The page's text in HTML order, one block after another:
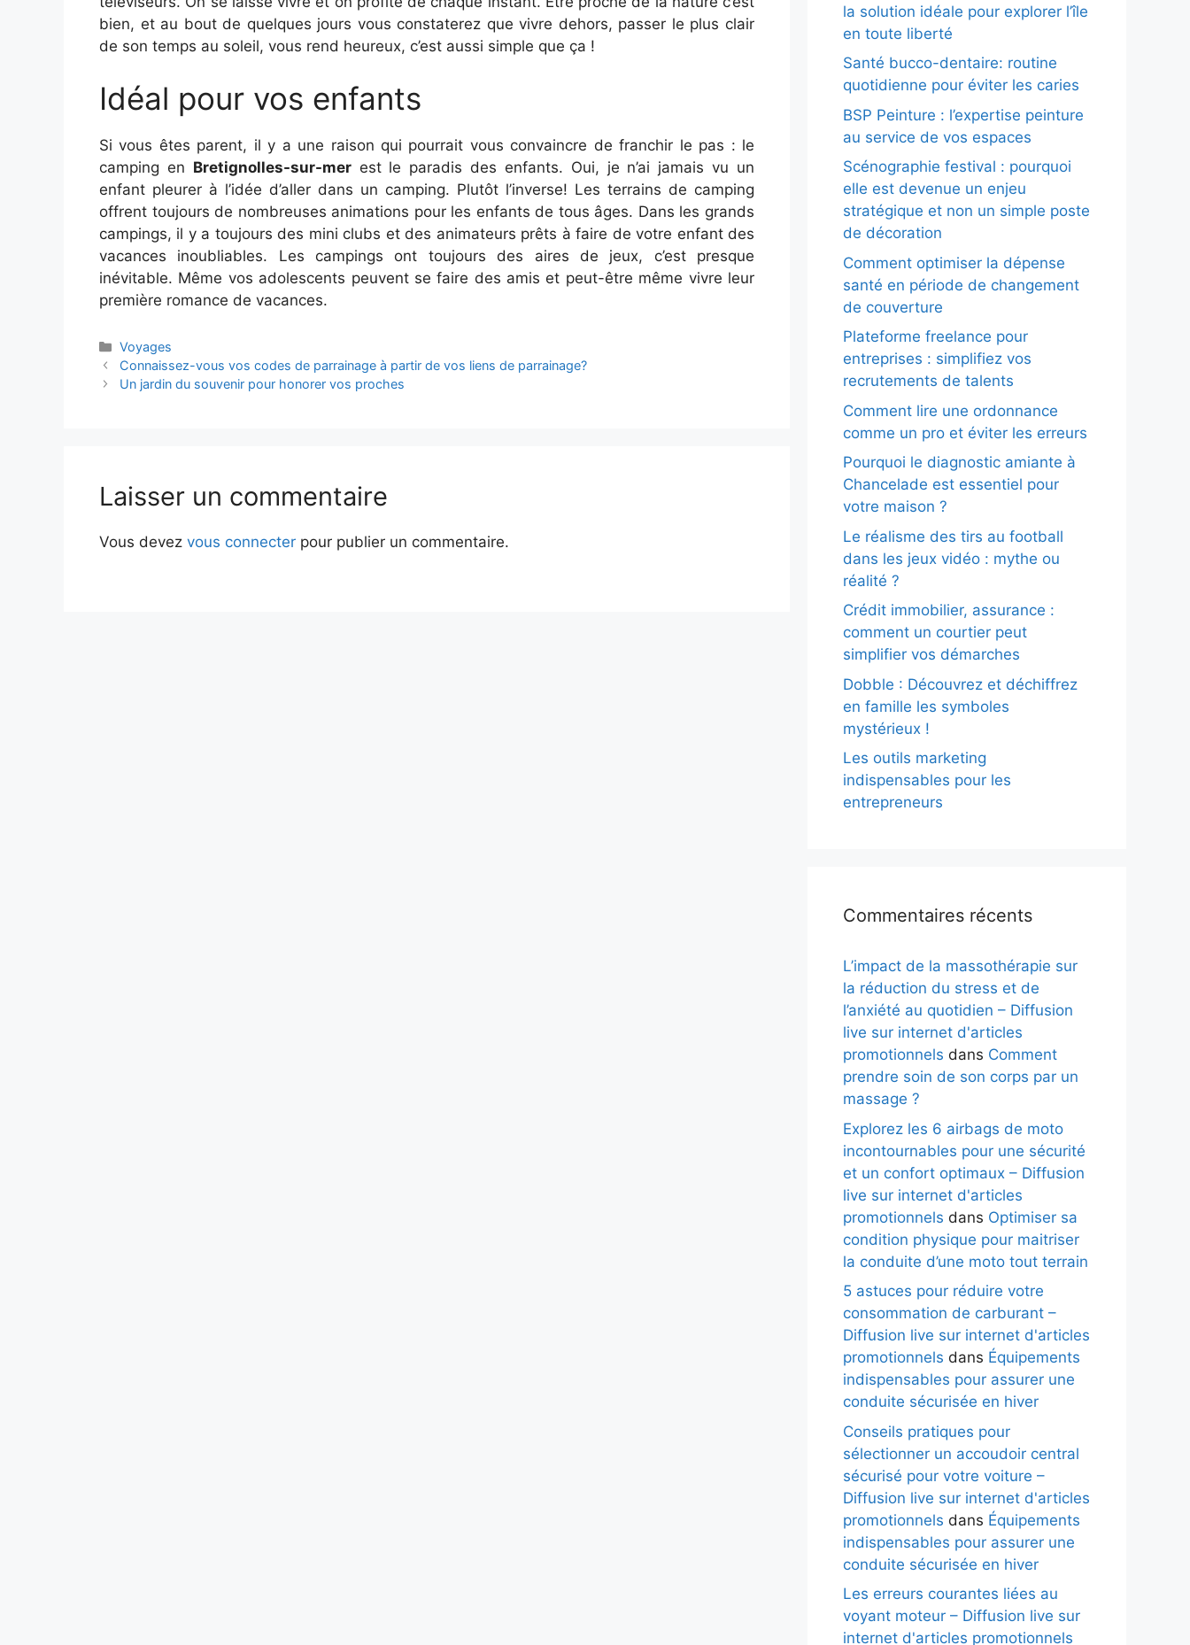
bien, et au bout de quelques jours vous constaterez que vivre dehors, passer le plus clair
de son temps au soleil, vous rend heureux, c’est aussi simple que ça !
Idéal pour vos enfants
Si vous êtes parent, il y a une raison qui pourrait vous convaincre de franchir le pas : le
camping en Bretignolles-sur-merest le paradis des enfants. Oui, je n’ai jamais vu un
enfant pleurer à l’idée d’aller dans un camping. Plutôt l’inverse! Les terrains de camping
offrent toujours de nombreuses animations pour les enfants de tous âges. Dans les grands
campings, il y a toujours des mini clubs et des animateurs prêts à faire de votre enfant des
vacances inoubliables. Les campings ont toujours des aires de jeux, c’est presque
inévitable. Même vos adolescents peuvent se faire des amis et peut-être même vivre leur
première romance de vacances.
Catégories
Voyages
Connaissez-vous vos codes de parrainage à partir de vos liens de parrainage?
Un jardin du souvenir pour honorer vos proches
Laisser un commentaire
Vous devez vous connecter pour publier un commentaire.
la solution idéale pour explorer l’île
en toute liberté
Santé bucco-dentaire: routine
quotidienne pour éviter les caries
BSP Peinture : l’expertise peinture
au service de vos espaces
Scénographie festival : pourquoi
elle est devenue un enjeu
stratégique et non un simple poste
de décoration
Comment optimiser la dépense
santé en période de changement
de couverture
Plateforme freelance pour
entreprises : simplifiez vos
recrutements de talents
Comment lire une ordonnance
comme un pro et éviter les erreurs
Pourquoi le diagnostic amiante à
Chancelade est essentiel pour
votre maison ?
Le réalisme des tirs au football
dans les jeux vidéo : mythe ou
réalité ?
Crédit immobilier, assurance :
comment un courtier peut
simplifier vos démarches
Dobble : Découvrez et déchiffrez
en famille les symboles
mystérieux !
Les outils marketing
indispensables pour les
entrepreneurs
Commentaires récents
L’impact de la massothérapie sur
la réduction du stress et de
l’anxiété au quotidien – Diffusion
live sur internet d'articles
promotionnels dans Comment
prendre soin de son corps par un
massage ?
Explorez les 6 airbags de moto
incontournables pour une sécurité
et un confort optimaux – Diffusion
live sur internet d'articles
promotionnels dans Optimiser sa
condition physique pour maitriser
la conduite d’une moto tout terrain
5 astuces pour réduire votre
consommation de carburant –
Diffusion live sur internet d'articles
promotionnels dans Équipements
indispensables pour assurer une
conduite sécurisée en hiver
Conseils pratiques pour
sélectionner un accoudoir central
sécurisé pour votre voiture –
Diffusion live sur internet d'articles
promotionnels dans Équipements
indispensables pour assurer une
conduite sécurisée en hiver
Les erreurs courantes liées au
voyant moteur – Diffusion live sur
internet d'articles promotionnels